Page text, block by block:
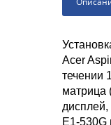
Acer
течении
матрица
E1-530G